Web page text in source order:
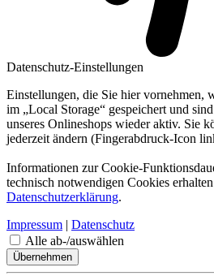
Datenschutz-Einstellungen
Einstellungen, die Sie hier vornehmen,
im „Local Storage“ gespeichert und
unseres Onlineshops wieder aktiv. Sie
jederzeit ändern (Fingerabdruck-Icon
Informationen zur Cookie-
technisch notwendigen Cookies
Datenschutzerklärung.
Impressum | Datenschutz
Alle ab-/auswählen
Übernehmen